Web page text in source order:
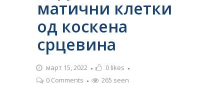
матични клетки
од коскена
срцевина
март 15, 2022 0 likes
0 Comments
265 seen